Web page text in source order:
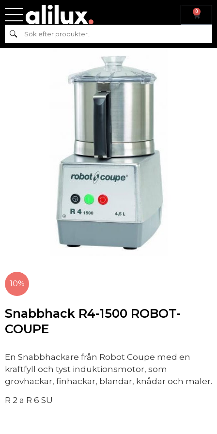
0
Sök
Hem
COUPE
10%
Snabbhack R4-1500 ROBOT-
COUPE
En Snabbhackare från Robot Coupe med en
kraftfyll och tyst induktionsmotor, som
grovhackar, finhackar, blandar, knådar och maler.
R 2 a R 6 SU